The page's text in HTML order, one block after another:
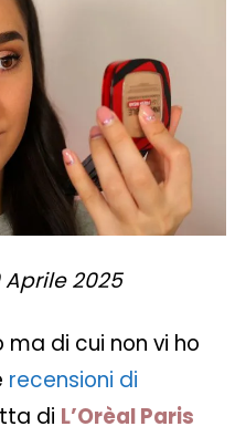
2025
ma di cui non vi ho
recensioni di
di L’Orèal Paris